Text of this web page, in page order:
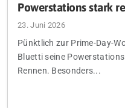
Powerstations stark
23. Juni 2026
Pünktlich zur Prime-Day-
Bluetti seine
Rennen. Besonders...